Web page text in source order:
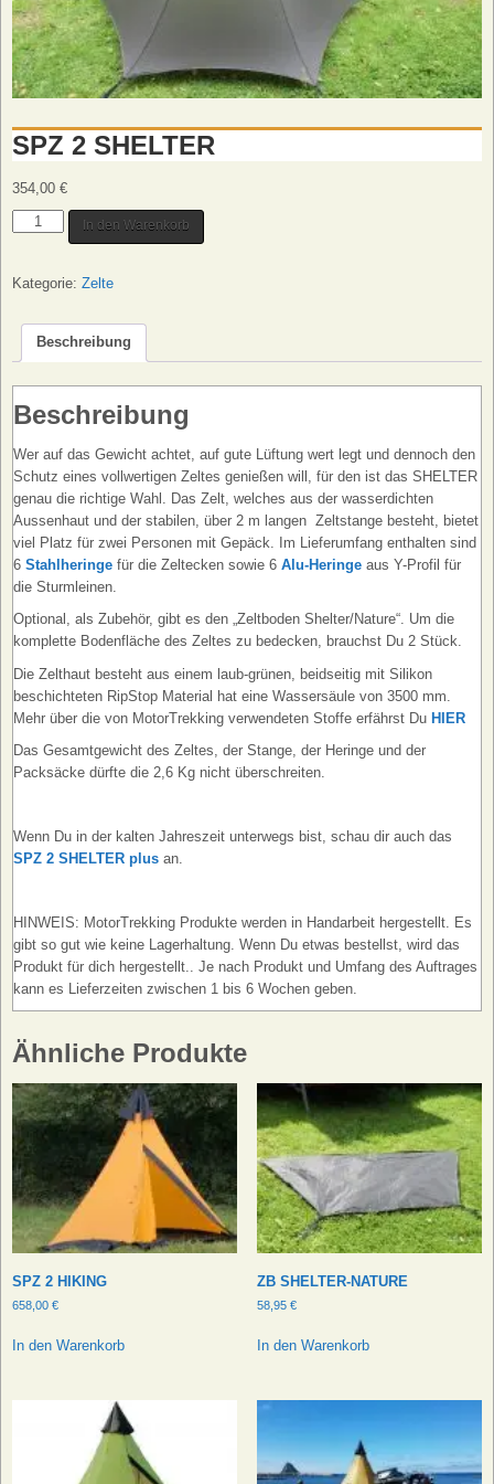
SPZ 2 SHELTER
354,00 €
SPZ
Menge
In den Warenkorb
Kategorie: Zelte
Beschreibung
Beschreibung
Wer auf das Gewicht achtet, auf gute Lüftung wert legt und dennoch den
Schutz eines vollwertigen Zeltes genießen will, für den ist das SHELTER
genau die richtige Wahl. Das Zelt, welches aus der wasserdichten
Aussenhaut und der stabilen, über 2 m langen Zeltstange besteht, bietet
viel Platz für zwei Personen mit Gepäck. Im Lieferumfang enthalten sind
6 Stahlheringe für die Zeltecken sowie 6 Alu-Heringe aus Y-Profil für
die Sturmleinen.
Optional, als Zubehör, gibt es den „Zeltboden Shelter/Nature“. Um die
komplette Bodenfläche des Zeltes zu bedecken, brauchst Du 2 Stück.
Die Zelthaut besteht aus einem laub-grünen, beidseitig mit Silikon
beschichteten RipStop Material hat eine Wassersäule von 3500 mm.
Mehr über die von MotorTrekking verwendeten Stoffe erfährst Du HIER
Das Gesamtgewicht des Zeltes, der Stange, der Heringe und der
Packsäcke dürfte die 2,6 Kg nicht überschreiten.
Wenn Du in der kalten Jahreszeit unterwegs bist, schau dir auch das
SPZ 2 SHELTER plus an.
HINWEIS: MotorTrekking Produkte werden in Handarbeit hergestellt. Es
gibt so gut wie keine Lagerhaltung. Wenn Du etwas bestellst, wird das
Produkt für dich hergestellt.. Je nach Produkt und Umfang des Auftrages
kann es Lieferzeiten zwischen 1 bis 6 Wochen geben.
Ähnliche Produkte
SPZ 2 HIKING
658,00 €
In den Warenkorb
ZB SHELTER-NATURE
58,95 €
In den Warenkorb